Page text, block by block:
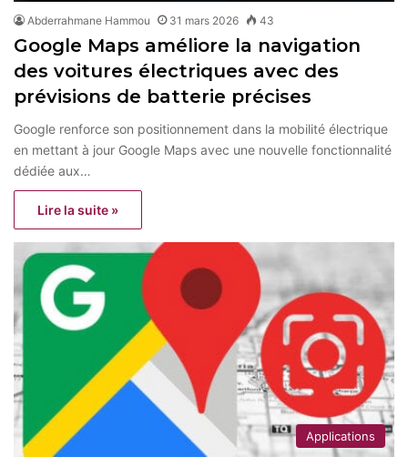
Abderrahmane Hammou 31 mars 2026 43
Google Maps améliore la navigation
des voitures électriques avec des
prévisions de batterie précises
Google renforce son positionnement dans la mobilité électrique
en mettant à jour Google Maps avec une nouvelle fonctionnalité
dédiée aux…
Lire la suite »
Applications